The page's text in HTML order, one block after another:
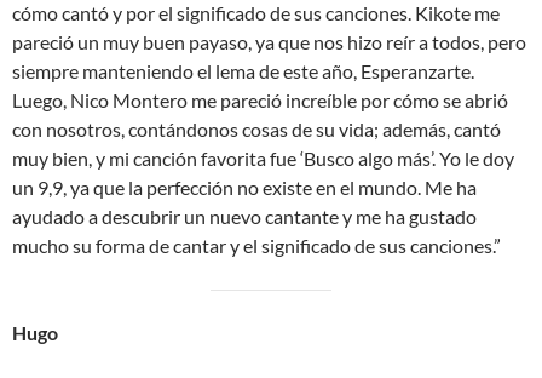
cómo cantó y por el significado de sus canciones. Kikote me
pareció un muy buen payaso, ya que nos hizo reír a todos, pero
siempre manteniendo el lema de este año, Esperanzarte.
Luego, Nico Montero me pareció increíble por cómo se abrió
con nosotros, contándonos cosas de su vida; además, cantó
muy bien, y mi canción favorita fue ‘Busco algo más’. Yo le doy
un 9,9, ya que la perfección no existe en el mundo. Me ha
ayudado a descubrir un nuevo cantante y me ha gustado
mucho su forma de cantar y el significado de sus canciones.”
Hugo